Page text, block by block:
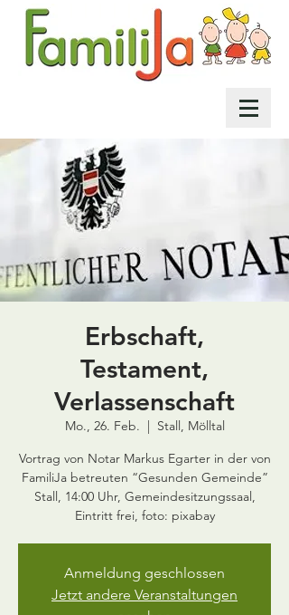
Erbschaft,
Testament,
Verlassenschaft
Mo., 26. Feb.
  |
Stall, Mölltal
Vortrag von Notar Markus Egarter in der von
FamiliJa betreuten “Gesunden Gemeinde”
Stall, 14:00 Uhr, Gemeindesitzungssaal,
Eintritt frei, foto: pixabay
Anmeldung geschlossen
Jetzt andere Veranstaltungen